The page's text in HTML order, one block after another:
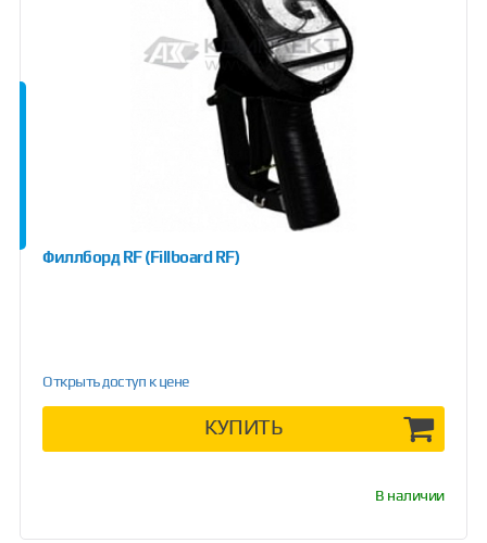
Филлборд RF (Fillboard RF)
Открыть доступ к цене
КУПИТЬ
В наличии